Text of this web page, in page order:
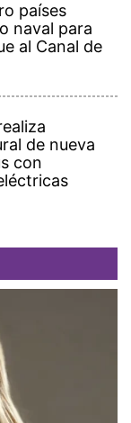
países
naval para
al Canal de
de nueva
con